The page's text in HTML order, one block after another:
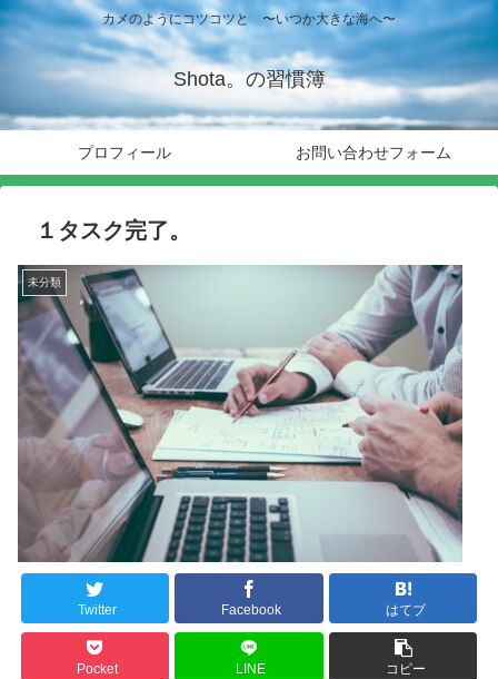
カメのようにコツコツと 〜いつか大きな海へ〜
Shota。の習慣簿
プロフィール お問い合わせフォーム
１タスク完了。
未分類
Twitter Facebook はてブ
Pocket LINE コピー